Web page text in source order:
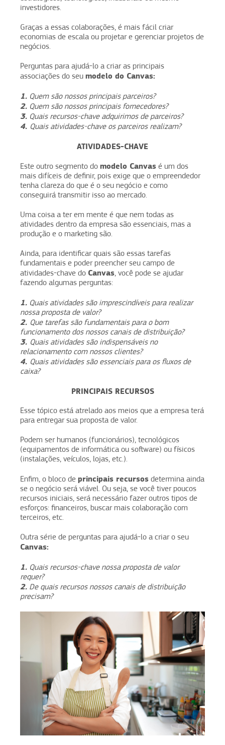
investidores.
Graças a essas colaborações, é mais fácil criar
economias de escala ou projetar e gerenciar projetos de
negócios.
Perguntas para ajudá-lo a criar as principais
associações do seu modelo do Canvas:
1. Quem são nossos principais parceiros?
2. Quem são nossos principais fornecedores?
3. Quais recursos-chave adquirimos de parceiros?
4. Quais atividades-chave os parceiros realizam?
ATIVIDADES-CHAVE
Este outro segmento do modelo Canvas é um dos
mais difíceis de definir, pois exige que o empreendedor
tenha clareza do que é o seu negócio e como
conseguirá transmitir isso ao mercado.
Uma coisa a ter em mente é que nem todas as
atividades dentro da empresa são essenciais, mas a
produção e o marketing são.
Ainda, para identificar quais são essas tarefas
fundamentais e poder preencher seu campo de
atividades-chave do Canvas, você pode se ajudar
fazendo algumas perguntas:
1. Quais atividades são imprescindíveis para realizar
nossa proposta de valor?
2. Que tarefas são fundamentais para o bom
funcionamento dos nossos canais de distribuição?
3. Quais atividades são indispensáveis no
relacionamento com nossos clientes?
4. Quais atividades são essenciais para os fluxos de
caixa?
PRINCIPAIS RECURSOS
Esse tópico está atrelado aos meios que a empresa terá
para entregar sua proposta de valor.
Podem ser humanos (funcionários), tecnológicos
(equipamentos de informática ou software) ou físicos
(instalações, veículos, lojas, etc.).
Enfim, o bloco de principais recursos determina ainda
se o negócio será viável. Ou seja, se você tiver poucos
recursos iniciais, será necessário fazer outros tipos de
esforços: financeiros, buscar mais colaboração com
terceiros, etc.
Outra série de perguntas para ajudá-lo a criar o seu
Canvas:
1. Quais recursos-chave nossa proposta de valor
requer?
2. De quais recursos nossos canais de distribuição
precisam?